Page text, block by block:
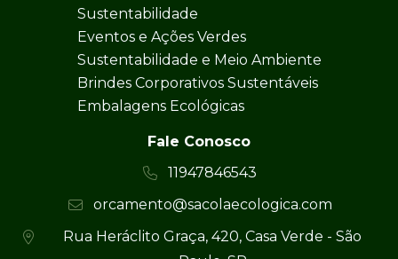
Sustentabilidade
Eventos e Ações Verdes
Sustentabilidade e Meio Ambiente
Brindes Corporativos Sustentáveis
Embalagens Ecológicas
Fale Conosco
11947846543
orcamento@sacolaecologica.com
Rua Heráclito Graça, 420, Casa Verde - São